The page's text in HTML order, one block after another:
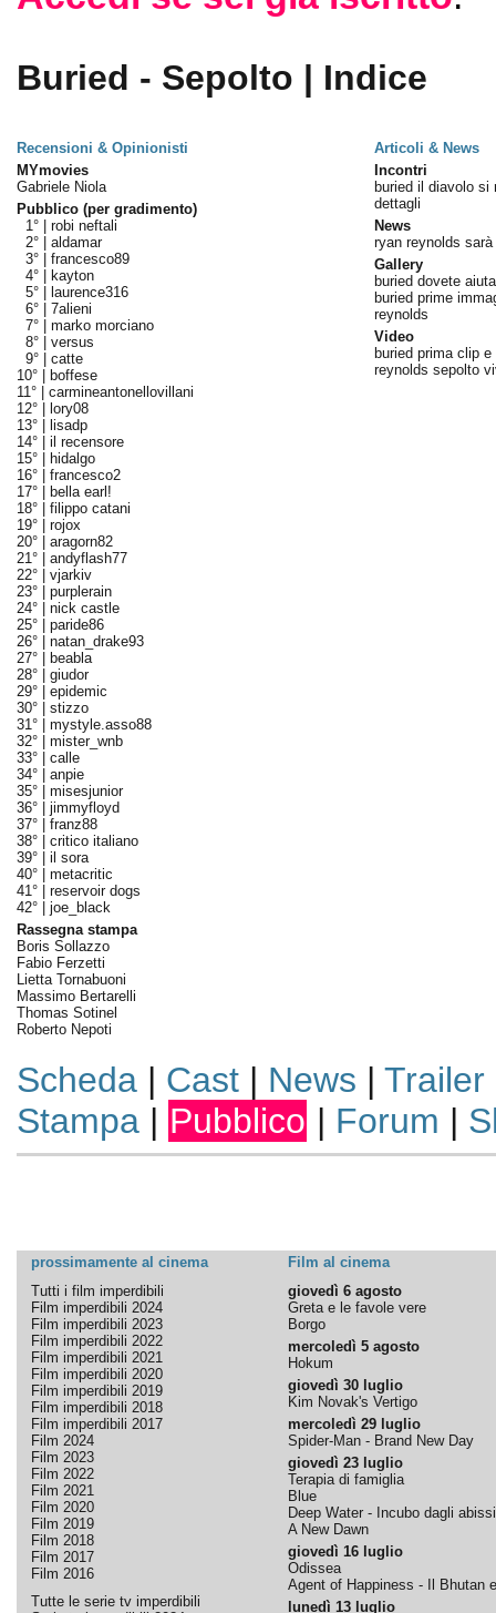
Buried - Sepolto | Indice
Recensioni & Opinionisti
Articoli & News
MYmovies
Gabriele Niola
Pubblico (per gradimento)
1° | robi neftali
2° | aldamar
3° | francesco89
4° |
kayton
5° |
laurence316
6° | 7alieni
7° | marko morciano
8° | versus
9° | catte
10° |
boffese
11° | carmineantonellovillani
12° |
lory08
13° |
lisadp
14° | il recensore
15° |
hidalgo
16° | francesco2
17° |
bella earl!
18° | filippo catani
19° | rojox
20° | aragorn82
21° | andyflash77
22° | vjarkiv
23° | purplerain
24° | nick castle
25° | paride86
26° | natan_drake93
27° |
beabla
28° | giudor
29° | epidemic
30° | stizzo
31° | mystyle.asso88
32° | mister_wnb
33° | calle
34° | anpie
35° | misesjunior
36° | jimmyfloyd
37° | franz88
38° | critico italiano
39° | il sora
40° | metacritic
41° | reservoir dogs
42° | joe_black
Rassegna stampa
Boris Sollazzo
Fabio Ferzetti
Lietta Tornabuoni
Massimo Bertarelli
Thomas Sotinel
Roberto Nepoti
Incontri
buried il diavolo si
dettagli
News
ryan reynolds
Gallery
buried dovete
buried prime
reynolds
Video
buried prima clip e
reynolds sepolto
Scheda| Cast| News | Trailer
Stampa| Pubblico | Forum |
prossimamente al cinema
Film al cinema
Tutti i film imperdibili
Film imperdibili 2024
Film imperdibili 2023
Film imperdibili 2022
Film imperdibili 2021
Film imperdibili 2020
Film imperdibili 2019
Film imperdibili 2018
Film imperdibili 2017
Film 2024
Film 2023
Film 2022
Film 2021
Film 2020
Film 2019
Film 2018
Film 2017
Film 2016
Tutte le serie tv imperdibili
giovedì 6 agosto
Greta e le favole vere
Borgo
mercoledì 5 agosto
Hokum
giovedì 30 luglio
Kim Novak's Vertigo
mercoledì 29 luglio
Spider-Man - Brand New Day
giovedì 23 luglio
Terapia di famiglia
Blue
Deep Water - Incubo dagli abissi
A New Dawn
giovedì 16 luglio
Odissea
Agent of Happiness - Il Bhutan
lunedì 13 luglio